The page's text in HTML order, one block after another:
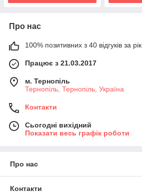
Про нас
100% позитивних з 40 відгуків за рік
Працює з 21.03.2017
м. Тернопіль
Тернопіль, Тернопіль, Україна
Контакти
Сьогодні вихідний
Показати весь графік роботи
Про нас
Контакти